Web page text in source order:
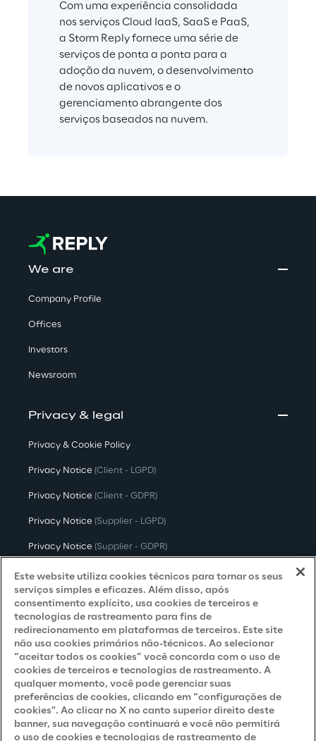
Com uma experiência consolidada
nos serviços Cloud IaaS, SaaS e PaaS,
a Storm Reply fornece uma série de
serviços de ponta a ponta para a
adoção da nuvem, o desenvolvimento
de novos aplicativos e o
gerenciamento abrangente dos
serviços baseados na nuvem.
We are
Company Profile
Offices
Investors
Newsroom
Privacy & legal
Privacy & Cookie Policy
Privacy Notice (Client - LGPD)
Privacy Notice (Client - GDPR)
Privacy Notice (Supplier - LGPD)
Privacy Notice (Supplier - GDPR)
Privacy Notice (Candidate - LGPD)
Privacy Notice (Candidate - GDPR)
Privacy Notice(Marketing)
Accessibility Statement
Careers
Contacts
Este website utiliza cookies técnicos para tornar os seus
serviços simples e eficazes. Além disso, após
consentimento explícito, usa cookies de terceiros e
tecnologias de rastreamento para fins de
redirecionamento em plataformas de terceiros. Este site
não usa cookies primários não-técnicos. Ao selecionar
“aceitar todos os cookies” você concorda com o uso de
cookies de terceiros e tecnologias de rastreamento. A
qualquer momento, você pode gerenciar suas
preferências de cookies, clicando em “configurações de
cookies". Ao clicar no X no canto superior direito deste
banner, sua navegação continuará e você não permitirá
o uso de cookies e tecnologias de rastreamento de